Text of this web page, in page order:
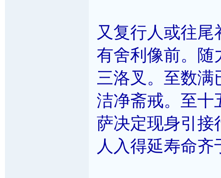
又复行人或往
有舍利像前。随
三洛叉。至数
洁净斋戒。至十
萨决定现身引接
人入得延寿命齐